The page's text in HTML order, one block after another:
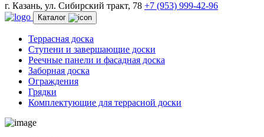
г. Казань, ул. Сибирский тракт, 78 +7 (953) 999-42-96
Каталог
Террасная доска
Ступени и завершающие доски
Реечные панели и фасадная доска
Заборная доска
Ограждения
Грядки
Комплектующие для террасной доски